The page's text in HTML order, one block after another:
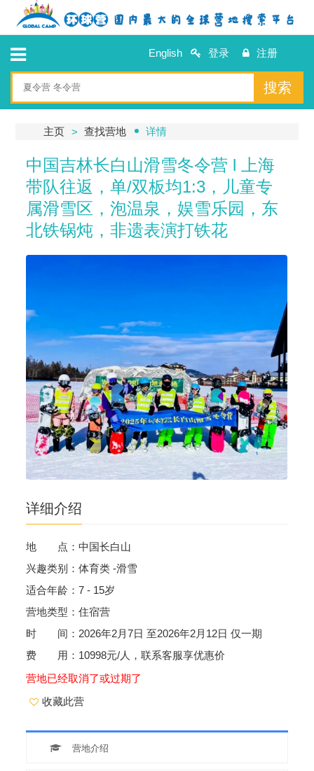
English 登录 注册
搜索
主页 查找营地 详情
中国吉林长白山滑雪冬令营 l 上海
带队往返，单/双板均1:3，儿童专
属滑雪区，泡温泉，娱雪乐园，东
北铁锅炖，非遗表演打铁花
详细介绍
地 点：中国长白山
兴趣类别：体育类 -滑雪
适合年龄：7 - 15岁
营地类型：住宿营
时 间：2026年2月7日 至2026年2月12日 仅一期
费 用：10998元/人，联系客服享优惠价
营地已经取消了或过期了
收藏此营
营地介绍